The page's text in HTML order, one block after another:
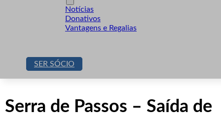
Notícias
Donativos
Vantagens e Regalias
SER SÓCIO
Serra de Passos – Saída de